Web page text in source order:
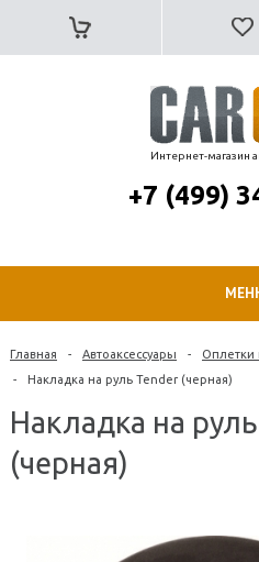
Интернет-магазин
+7 (499)
Главная - Автоаксессуары - Оплетки
-
Накладка на руль Tender (черная)
Накладка на
(черная)